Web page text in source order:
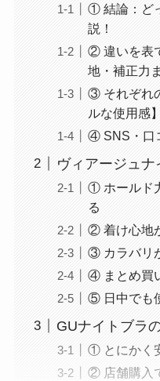
① 結論：ど
説！
② 違いを表
地・補正力
③ それぞれ
ルな使用感】
④ SNS・口
ヴィアージュ
① ホールド
る
② 着け心地
③ カラバリ
④ まとめ買
⑤ 日中でも
GUナイトブラ
① とにかく
② 店舗購入